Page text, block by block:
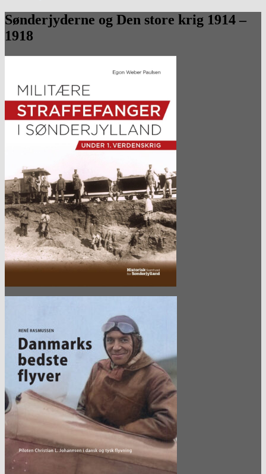
Sønderjyderne og Den store krig 1914 –
1918